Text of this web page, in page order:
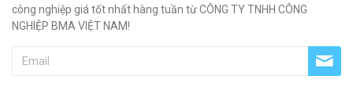
công nghiệp giá tốt nhất hàng tuần từ CÔNG TY TNHH CÔNG
NGHIỆP BMA VIỆT NAM!